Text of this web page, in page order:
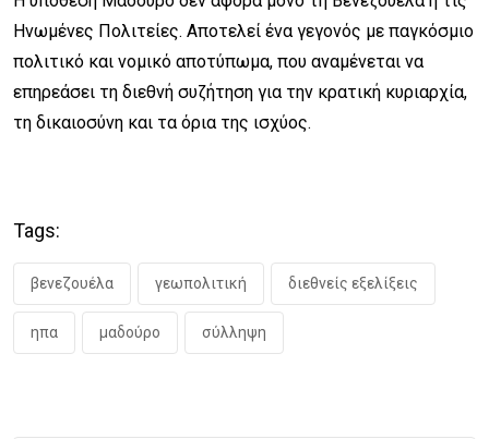
Ηνωμένες Πολιτείες. Αποτελεί ένα γεγονός με παγκόσμιο
πολιτικό και νομικό αποτύπωμα, που αναμένεται να
επηρεάσει τη διεθνή συζήτηση για την κρατική κυριαρχία,
τη δικαιοσύνη και τα όρια της ισχύος.
Tags:
βενεζουέλα γεωπολιτική διεθνείς εξελίξεις
ηπα μαδούρο σύλληψη